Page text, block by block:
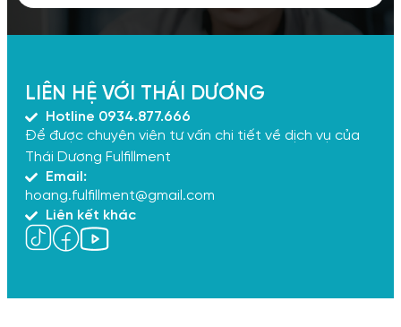
LIÊN HỆ VỚI THÁI DƯƠNG
Hotline 0934.877.666
Để được chuyên viên tư vấn chi tiết về dịch vụ của
Thái Dương Fulfillment
Email:
hoang.fulfillment@gmail.com
Liên kết khác